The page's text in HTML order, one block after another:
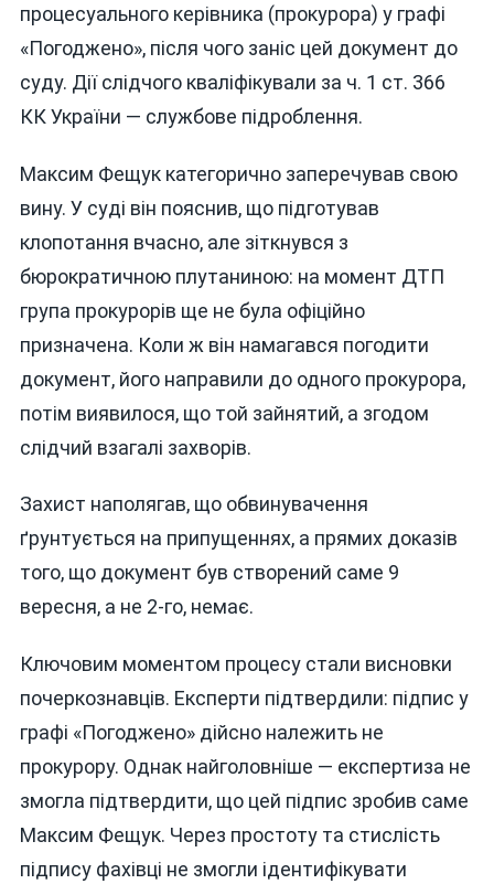
процесуального керівника (прокурора) у графі
«Погоджено», після чого заніс цей документ до
суду. Дії слідчого кваліфікували за ч. 1 ст. 366
КК України — службове підроблення.
Максим Фещук категорично заперечував свою
вину. У суді він пояснив, що підготував
клопотання вчасно, але зіткнувся з
бюрократичною плутаниною: на момент ДТП
група прокурорів ще не була офіційно
призначена. Коли ж він намагався погодити
документ, його направили до одного прокурора,
потім виявилося, що той зайнятий, а згодом
слідчий взагалі захворів.
Захист наполягав, що обвинувачення
ґрунтується на припущеннях, а прямих доказів
того, що документ був створений саме 9
вересня, а не 2-го, немає.
Ключовим моментом процесу стали висновки
почеркознавців. Експерти підтвердили: підпис у
графі «Погоджено» дійсно належить не
прокурору. Однак найголовніше — експертиза не
змогла підтвердити, що цей підпис зробив саме
Максим Фещук. Через простоту та стислість
підпису фахівці не змогли ідентифікувати